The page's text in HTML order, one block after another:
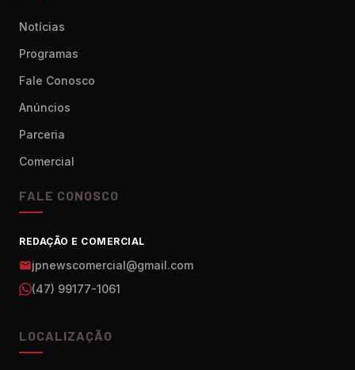
Notícias
Programas
Fale Conosco
Anúncios
Parceria
Comercial
FALE CONOSCO
REDAÇÃO E COMERCIAL
jpnewscomercial@gmail.com
(47) 99177-1061
LOCALIZAÇÃO